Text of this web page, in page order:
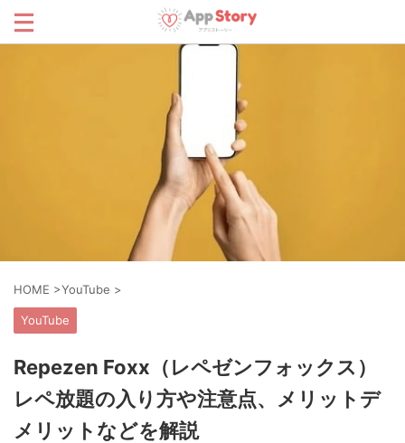
HOME >YouTube >
YouTube
Repezen Foxx（レペゼンフォックス）
レペ放題の入り方や注意点、メリットデ
メリットなどを解説